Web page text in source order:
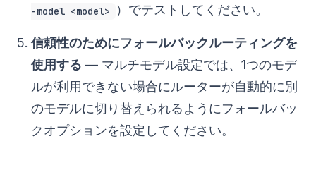
-model <model>
）でテストしてください。
信頼性のためにフォールバックルーティングを
使用する — マルチモデル設定では、1つのモデ
ルが利用できない場合にルーターが自動的に別
のモデルに切り替えられるようにフォールバッ
クオプションを設定してください。